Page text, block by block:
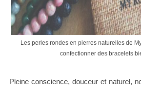
Les perles rondes en pierres naturelles de
confectionner des bracelets
Pleine conscience, douceur et naturel,